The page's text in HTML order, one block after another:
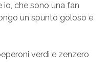
io, che sono una fan
un spunto goloso e
verdi e zenzero